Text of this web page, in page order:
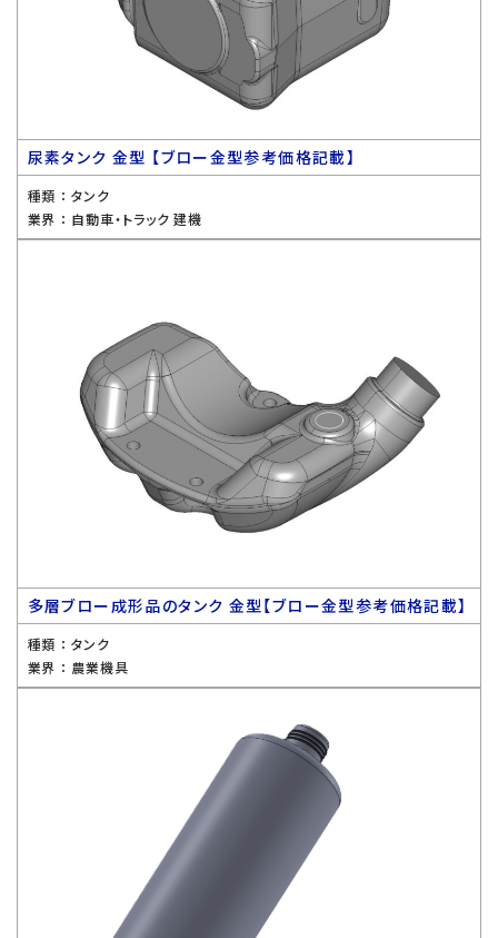
尿素タンク 金型 【ブロー金型参考価格記載】
種類 ： タンク
業界 ： 自動車・トラック 建機
多層ブロー成形品のタンク 金型【ブロー金型参考価格記載】
種類 ： タンク
業界 ： 農業機具